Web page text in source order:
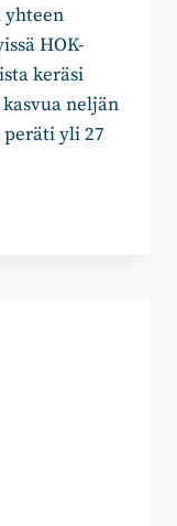
yhteen
HOK-
keräsi
kasvua neljän
peräti yli 27